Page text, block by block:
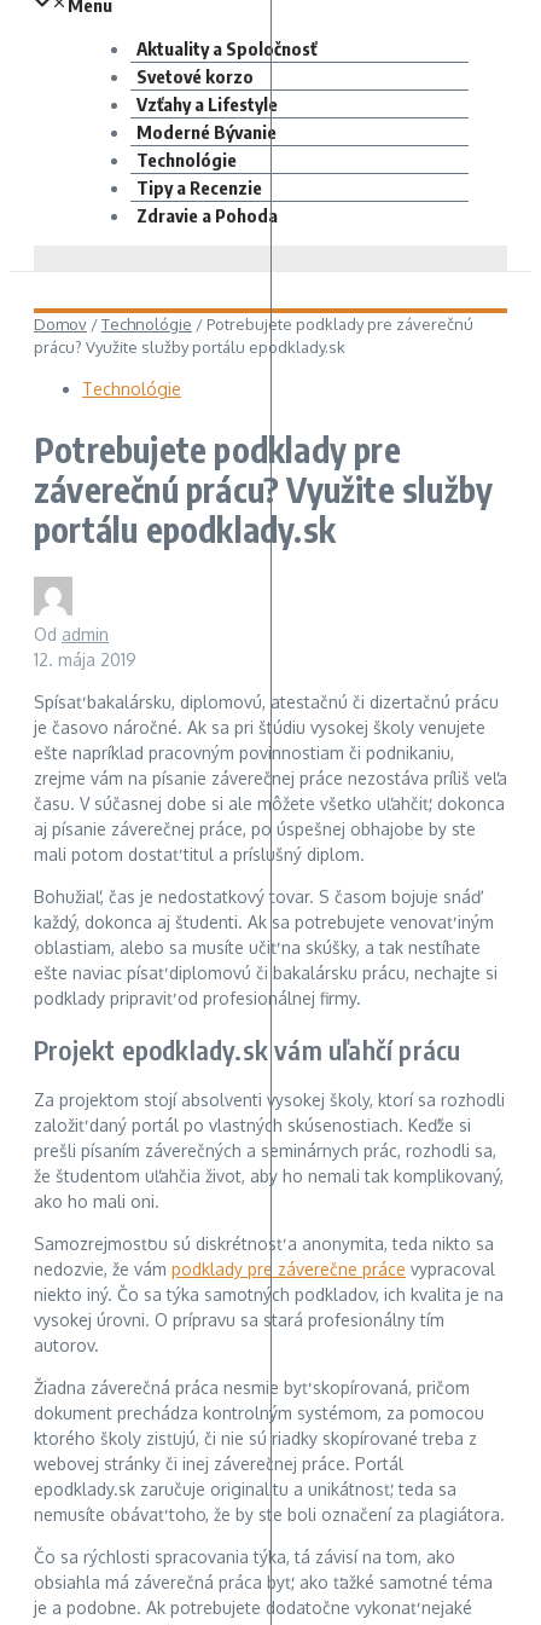
Menu
Aktuality a Spoločnosť
Svetové korzo
Vzťahy a Lifestyle
Moderné Bývanie
Technológie
Tipy a Recenzie
Zdravie a Pohoda
Domov /Technológie / Potrebujete podklady pre záverečnú
prácu? Využite služby portálu epodklady.sk
Technológie
Potrebujete podklady pre
záverečnú prácu? Využite služby
portálu epodklady.sk
Od admin
12. mája 2019
Spísať bakalársku, diplomovú, atestačnú či dizertačnú prácu
je časovo náročné. Ak sa pri štúdiu vysokej školy venujete
ešte napríklad pracovným povinnostiam či podnikaniu,
zrejme vám na písanie záverečnej práce nezostáva príliš veľa
času. V súčasnej dobe si ale môžete všetko uľahčiť, dokonca
aj písanie záverečnej práce, po úspešnej obhajobe by ste
mali potom dostať titul a príslušný diplom.
Bohužiaľ, čas je nedostatkový tovar. S časom bojuje snáď
každý, dokonca aj študenti. Ak sa potrebujete venovať iným
oblastiam, alebo sa musíte učiť na skúšky, a tak nestíhate
ešte naviac písať diplomovú či bakalársku prácu, nechajte si
podklady pripraviť od profesionálnej firmy.
Projekt epodklady.sk vám uľahčí prácu
Za projektom stojí absolventi vysokej školy, ktorí sa rozhodli
založiť daný portál po vlastných skúsenostiach. Keďže si
prešli písaním záverečných a seminárnych prác, rozhodli sa,
že študentom uľahčia život, aby ho nemali tak komplikovaný,
ako ho mali oni.
Samozrejmosťou sú diskrétnosť a anonymita, teda nikto sa
nedozvie, že vám podklady pre záverečne práce vypracoval
niekto iný. Čo sa týka samotných podkladov, ich kvalita je na
vysokej úrovni. O prípravu sa stará profesionálny tím
autorov.
Žiadna záverečná práca nesmie byť skopírovaná, pričom
dokument prechádza kontrolným systémom, za pomocou
ktorého školy zisťujú, či nie sú riadky skopírované treba z
webovej stránky či inej záverečnej práce. Portál
epodklady.sk zaručuje originalitu a unikátnosť, teda sa
nemusíte obávať toho, že by ste boli označení za plagiátora.
Čo sa rýchlosti spracovania týka, tá závisí na tom, ako
obsiahla má záverečná práca byť, ako ťažké samotné téma
je a podobne. Ak potrebujete dodatočne vykonať nejaké